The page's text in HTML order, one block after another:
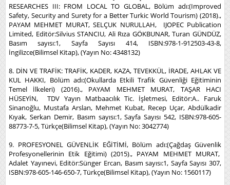
RESEARCHES III: FROM LOCAL TO GLOBAL, Bölüm adı:(Improved
Safety, Security and Surety for a Better Turkic World Tourism) (2018).,
PAYAM MEHMET MURAT, SELÇUK NURULLAH, IJOPEC Publication
Limited, Editör:Silvius STANCIU, Ali Rıza GÖKBUNAR, Turan GÜNDÜZ,
Basım sayısı:1, Sayfa Sayısı 414, ISBN:978-1-912503-43-8,
İngilizce(Bilimsel Kitap), (Yayın No: 4348132)
8. DİN VE TRAFİK: TRAFİK, KADER, KAZA, TEVEKKÜL, İRADE, AHLAK VE
KUL HAKKI, Bölüm adı:(Okullarda Etkili Trafik Güvenliği Eğitiminin
Temel İlkeleri) (2016)., PAYAM MEHMET MURAT, TAŞAR HACI
HÜSEYİN, TDV Yayın Matbaacılık Tic. İşletmesi, Editör:A.. Faruk
Sinanoğlu, Mustafa Arslan, Mehmet Kubat, Recep Uçar, Abdülkadir
Kıyak, Serkan Demir, Basım sayısı:1, Sayfa Sayısı 542, ISBN:978-605-
88773-7-5, Türkçe(Bilimsel Kitap), (Yayın No: 3042774)
9. PROFESYONEL GÜVENLİK EĞİTİMİ, Bölüm adı:(Çağdaş Güvenlik
Profesyonellerinin Etik Eğitimi) (2015)., PAYAM MEHMET MURAT,
Adalet Yayınevi, Editör:Sünger Ercan, Basım sayısı:1, Sayfa Sayısı 307,
ISBN:978-605-146-650-7, Türkçe(Bilimsel Kitap), (Yayın No: 1560117)